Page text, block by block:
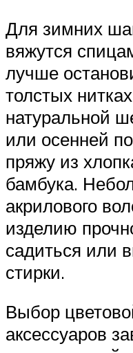
Для зимних
вяжутся
лучше
толстых
натуральной
или осенней
пряжу из
бамбука.
акрилового
изделию
садиться или
стирки.
Выбор
аксессуаров